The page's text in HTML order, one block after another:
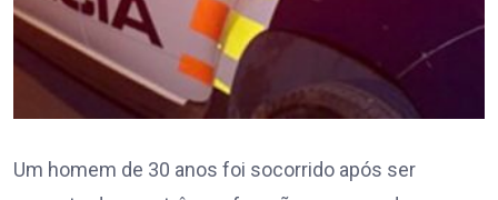
Um homem de 30 anos foi socorrido após ser